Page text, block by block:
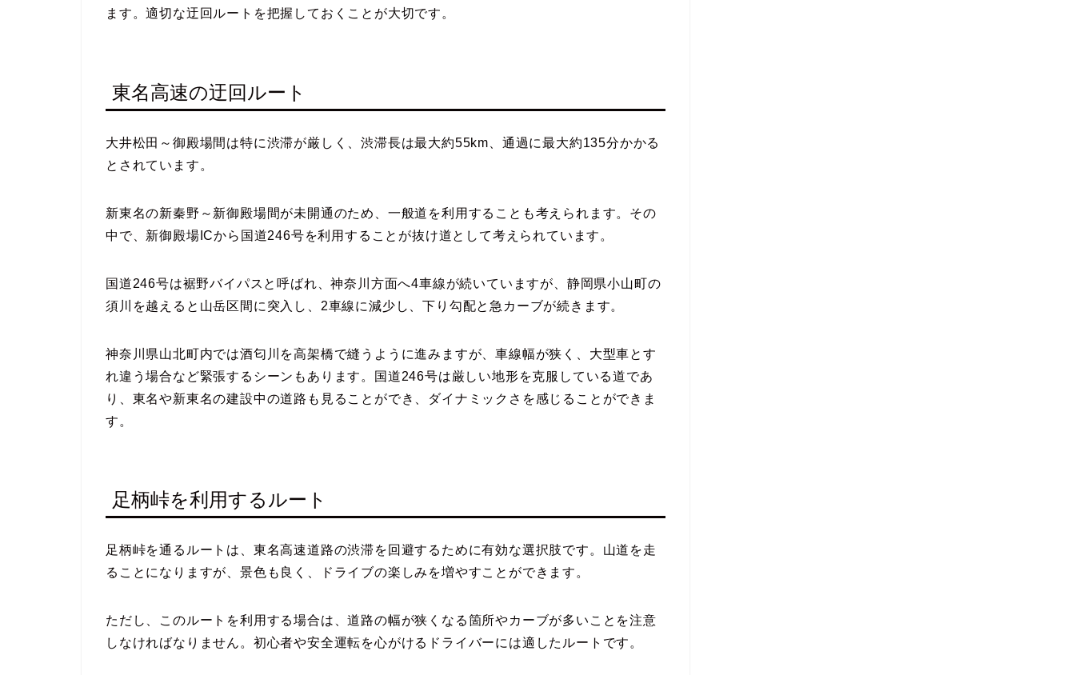
ます。適切な迂回ルートを把握しておくことが大切です。
東名高速の迂回ルート
大井松田～御殿場間は特に渋滞が厳しく、渋滞長は最大約55km、通過に最大約135分かかる
とされています。
新東名の新秦野～新御殿場間が未開通のため、一般道を利用することも考えられます。その
中で、新御殿場ICから国道246号を利用することが抜け道として考えられています。
国道246号は裾野バイパスと呼ばれ、神奈川方面へ4車線が続いていますが、静岡県小山町の
須川を越えると山岳区間に突入し、2車線に減少し、下り勾配と急カーブが続きます。
神奈川県山北町内では酒匂川を高架橋で縫うように進みますが、車線幅が狭く、大型車とす
れ違う場合など緊張するシーンもあります。国道246号は厳しい地形を克服している道であ
り、東名や新東名の建設中の道路も見ることができ、ダイナミックさを感じることができま
す。
足柄峠を利用するルート
足柄峠を通るルートは、東名高速道路の渋滞を回避するために有効な選択肢です。山道を走
ることになりますが、景色も良く、ドライブの楽しみを増やすことができます。
ただし、このルートを利用する場合は、道路の幅が狭くなる箇所やカーブが多いことを注意
しなければなりません。初心者や安全運転を心がけるドライバーには適したルートです。